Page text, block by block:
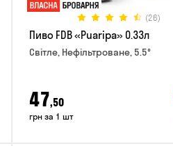
(26)
Пиво FDB «Puaripa» 0.33л
Світле, Нефільтроване, 5.5°
47,50
грн за 1 шт